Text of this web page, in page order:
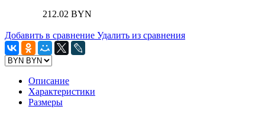
212.02 BYN
Добавить в сравнение Удалить из сравнения
Описание
Характеристики
Размеры